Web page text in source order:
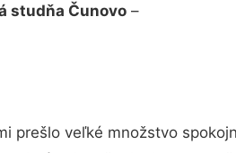
studňa Čunovo –
prešlo veľké množstvo